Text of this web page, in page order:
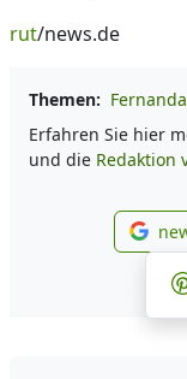
rut/news.de
Themen:
Erfahren Sie hier
und die Redaktion